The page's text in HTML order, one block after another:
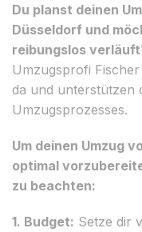
Du planst deinen
Düsseldorf und
reibungslos
Umzugsprofi
da und unterstützen
Umzugsprozesses.
Um deinen Umzug
optimal
zu beachten:
1. Budget: Setze dir